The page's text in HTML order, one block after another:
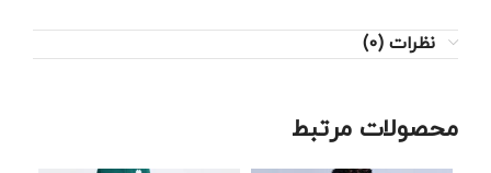
نظرات (0)
محصولات مرتبط